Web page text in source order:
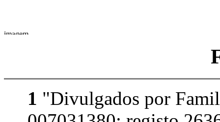
1 "Divulgados por